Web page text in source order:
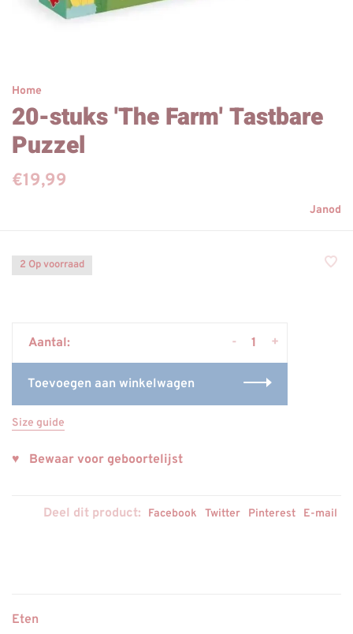
Home
20-stuks 'The Farm' Tastbare
Puzzel
€19,99
Janod
2 Op voorraad
Aantal: +
-
Toevoegen aan winkelwagen
Size guide
♥ Bewaar voor geboortelijst
Deel dit product: Facebook Twitter Pinterest E-mail
Eten